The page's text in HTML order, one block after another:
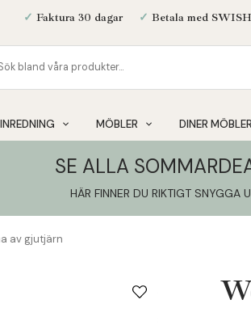
✓ Faktura 30 dagar ✓ Betala med SWISH
INREDNING MÖBLER DINER MÖBLER
SE ALLA
HÄR FINNER DU RIKTIGT SNYGGA
av gjutjärn